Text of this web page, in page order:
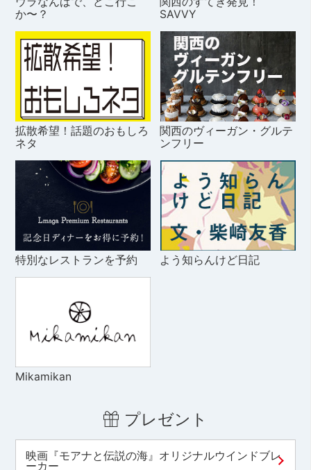
か〜？
SAVVY
拡散希望！話題のおもしろ
ネタ
関西のヴィーガン・グルテ
ンフリー
特別なレストランを予約 よう知らんけど日記
Mikamikan
プレゼント
映画『モアナと伝説の海』オリジナルウインドブレ
ーカー